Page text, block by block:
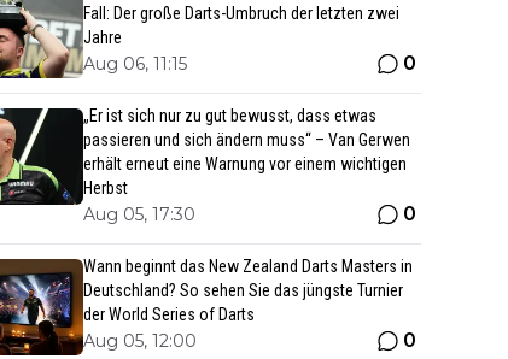
Fall: Der große Darts-Umbruch der letzten zwei
Jahre
Aug 06, 11:15 0
„Er ist sich nur zu gut bewusst, dass etwas
passieren und sich ändern muss“ – Van Gerwen
erhält erneut eine Warnung vor einem wichtigen
Herbst
Aug 05, 17:30 0
Wann beginnt das New Zealand Darts Masters in
Deutschland? So sehen Sie das jüngste Turnier
der World Series of Darts
Aug 05, 12:00 0